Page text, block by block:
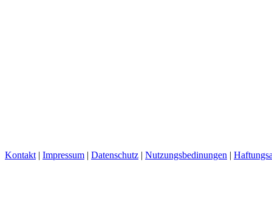
Kontakt | Impressum | Datenschutz | Nutzungsbedinungen |